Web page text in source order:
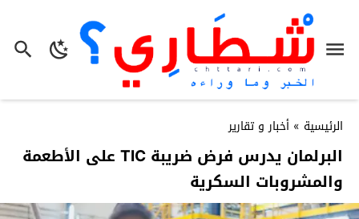
الرئيسية » أخبار و تقارير
البرلمان يدرس فرض ضريبة TIC على الأطعمة
والمشروبات السكرية